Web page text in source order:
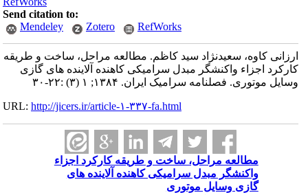
Send citation to:
Mendeley
Zotero RefWorks
ارزانی کاوه، سعیدنژاد سید کاظم. مطالعه مراحل، ساخت و طریقه
کارکرد اجزاء واکنشگر مبدل سرامیکی کاهنده آلاینده های گازی
وسایل موتوری. فصلنامه سرامیک ایران. ۱۳۸۴; ۱ (۳) :۲۲-۳۰
URL:http://jicers.ir/article-۱-۳۳۷-fa.html
مطالعه مراحل، ساخت و طریقه کارکرد اجزاء
واکنشگر مبدل سرامیکی کاهنده آلاینده های
گازی وسایل موتوری